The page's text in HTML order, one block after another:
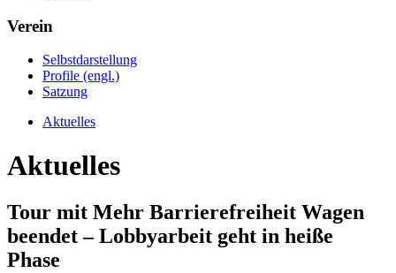
Verein
Selbstdarstellung
Profile (engl.)
Satzung
Aktuelles
Aktuelles
Tour mit Mehr Barrierefreiheit Wagen
beendet – Lobbyarbeit geht in heiße
Phase